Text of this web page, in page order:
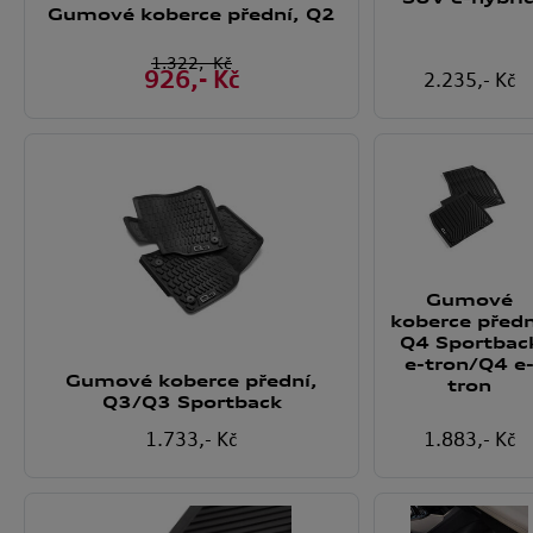
Gumové koberce přední, Q2
1.322,- Kč
926,- Kč 2.235,- Kč
Gumové koberce přední,
Q3/Q3 Sportback
1.733,- Kč
Gumové
koberce
Q4
e-tron/Q4 e-
tron
1.883,- Kč